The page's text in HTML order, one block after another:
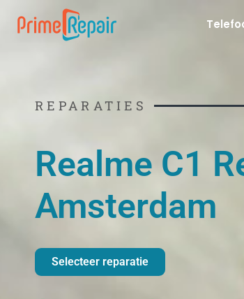
naar
REPARATIES
Realme C1
Amsterdam
Selecteer reparatie